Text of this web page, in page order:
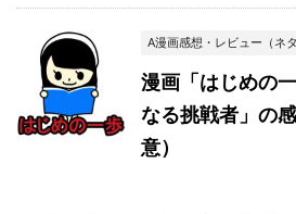
A漫画感想・レビュー（ネ
漫画「はじめの
なる挑戦者」の
意）